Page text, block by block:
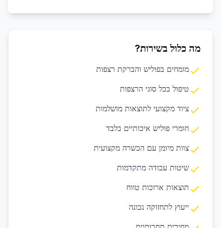
מה כלול בשירות?
מומחים בפוליש והברקת רצפות
טיפול בכל סוגי הרצפות
ציוד מקצועי לתוצאות מושלמות
חומרי פוליש איכותיים בלבד
צוות מיומן עם הכשרה מקצועית
שיטות עבודה מתקדמות
תוצאות ארוכות טווח
ייעוץ לתחזוקה נכונה